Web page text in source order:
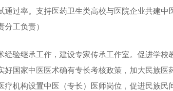
过率。支持医药卫生类高校与医院企业共建
工负责）
经验继承工作，建设专家传承工作室。促进学
国家中医医术确有专长考核政策，加大民族医
机构设置中医（专长）医师岗位，促进民族民